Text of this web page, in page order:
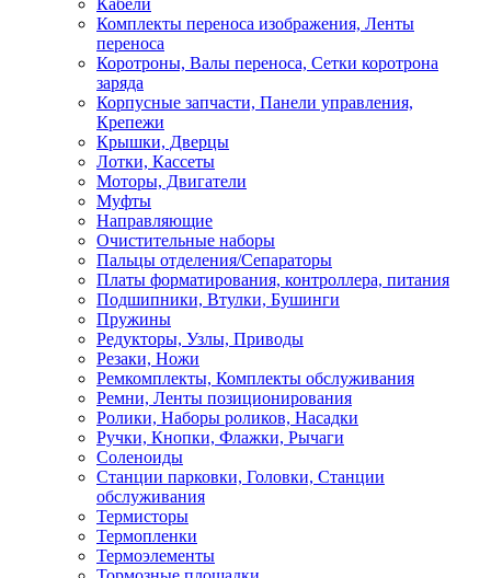
Кабели
Комплекты переноса изображения, Ленты
переноса
Коротроны, Валы переноса, Сетки коротрона
заряда
Корпусные запчасти, Панели управления,
Крепежи
Крышки, Дверцы
Лотки, Кассеты
Моторы, Двигатели
Муфты
Направляющие
Очистительные наборы
Пальцы отделения/Сепараторы
Платы форматирования, контроллера, питания
Подшипники, Втулки, Бушинги
Пружины
Редукторы, Узлы, Приводы
Резаки, Ножи
Ремкомплекты, Комплекты обслуживания
Ремни, Ленты позиционирования
Ролики, Наборы роликов, Насадки
Ручки, Кнопки, Флажки, Рычаги
Соленоиды
Станции парковки, Головки, Станции
обслуживания
Термисторы
Термопленки
Термоэлементы